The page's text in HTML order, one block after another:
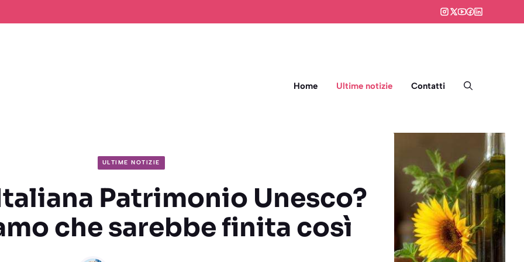
Home Ultime notizie Contatti
ULTIME NOTIZIE
Patrimonio Unesco?
che sarebbe finita così